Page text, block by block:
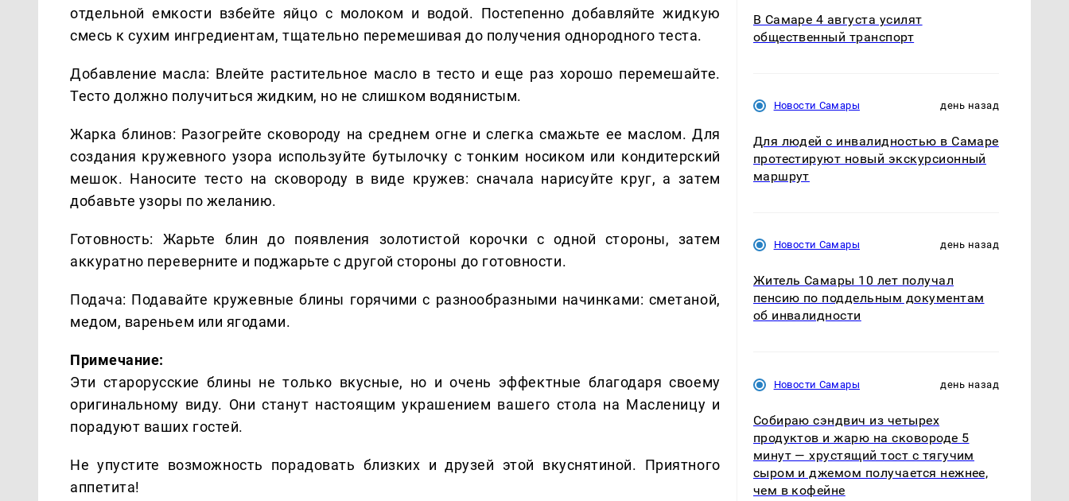
отдельной емкости взбейте яйцо с молоком и водой. Постепенно добавляйте жидкую
смесь к сухим ингредиентам, тщательно перемешивая до получения однородного теста.
Добавление масла: Влейте растительное масло в тесто и еще раз хорошо перемешайте.
Тесто должно получиться жидким, но не слишком водянистым.
Жарка блинов: Разогрейте сковороду на среднем огне и слегка смажьте ее маслом. Для
создания кружевного узора используйте бутылочку с тонким носиком или кондитерский
мешок. Наносите тесто на сковороду в виде кружев: сначала нарисуйте круг, а затем
добавьте узоры по желанию.
Готовность: Жарьте блин до появления золотистой корочки с одной стороны, затем
аккуратно переверните и поджарьте с другой стороны до готовности.
Подача: Подавайте кружевные блины горячими с разнообразными начинками: сметаной,
медом, вареньем или ягодами.
Примечание:
Эти старорусские блины не только вкусные, но и очень эффектные благодаря своему
оригинальному виду. Они станут настоящим украшением вашего стола на Масленицу и
порадуют ваших гостей.
Не упустите возможность порадовать близких и друзей этой вкуснятиной. Приятного
аппетита!
В Самаре 4 августа усилят
общественный транспорт
Новости Самары день назад
Для людей с инвалидностью в Самаре
протестируют новый экскурсионный
маршрут
Новости Самары день назад
Житель Самары 10 лет получал
пенсию по поддельным документам
об инвалидности
Новости Самары день назад
Собираю сэндвич из четырех
продуктов и жарю на сковороде 5
минут — хрустящий тост с тягучим
сыром и джемом получается нежнее,
чем в кофейне